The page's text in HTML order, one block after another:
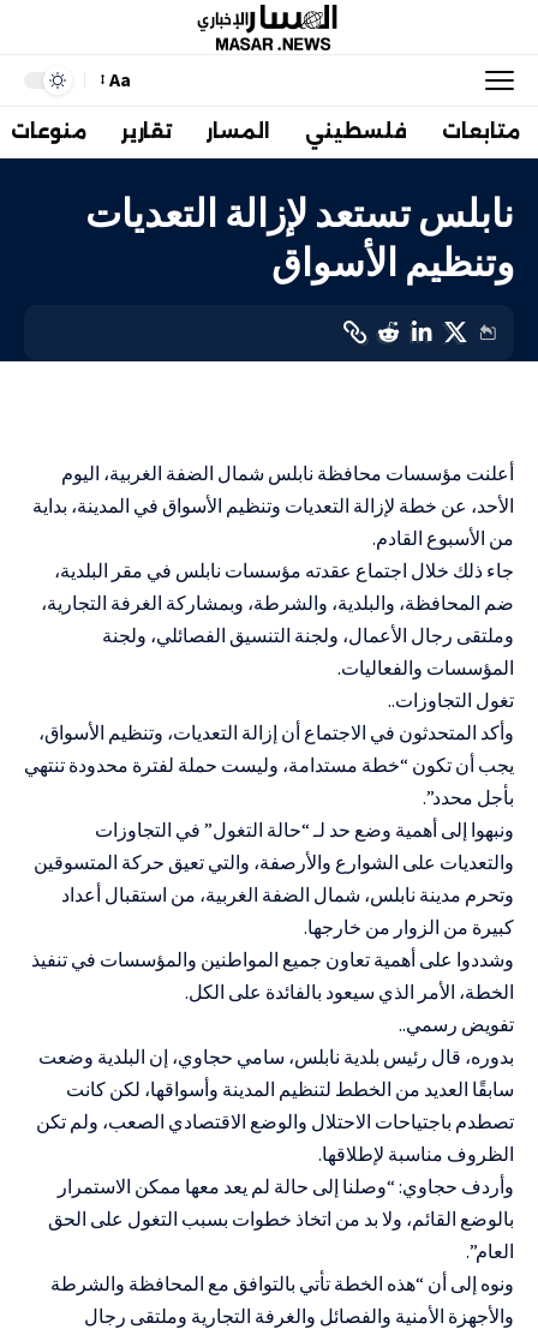
Aa
متابعات فلسطيني المسار تقارير منوعات
نابلس تستعد لإزالة التعديات
وتنظيم الأسواق
أعلنت مؤسسات محافظة نابلس شمال الضفة الغربية، اليوم
الأحد، عن خطة لإزالة التعديات وتنظيم الأسواق في المدينة، بداية
من الأسبوع القادم.
جاء ذلك خلال اجتماع عقدته مؤسسات نابلس في مقر البلدية،
ضم المحافظة، والبلدية، والشرطة، وبمشاركة الغرفة التجارية،
وملتقى رجال الأعمال، ولجنة التنسيق الفصائلي، ولجنة
المؤسسات والفعاليات.
تغول التجاوزات..
وأكد المتحدثون في الاجتماع أن إزالة التعديات، وتنظيم الأسواق،
يجب أن تكون “خطة مستدامة، وليست حملة لفترة محدودة تنتهي
بأجل محدد”.
ونبهوا إلى أهمية وضع حد لـ “حالة التغول” في التجاوزات
والتعديات على الشوارع والأرصفة، والتي تعيق حركة المتسوقين
وتحرم مدينة نابلس، شمال الضفة الغربية، من استقبال أعداد
كبيرة من الزوار من خارجها.
وشددوا على أهمية تعاون جميع المواطنين والمؤسسات في تنفيذ
الخطة، الأمر الذي سيعود بالفائدة على الكل.
تفويض رسمي..
بدوره، قال رئيس بلدية نابلس، سامي حجاوي، إن البلدية وضعت
سابقًا العديد من الخطط لتنظيم المدينة وأسواقها، لكن كانت
تصطدم باجتياحات الاحتلال والوضع الاقتصادي الصعب، ولم تكن
الظروف مناسبة لإطلاقها.
وأردف حجاوي: “وصلنا إلى حالة لم يعد معها ممكن الاستمرار
بالوضع القائم، ولا بد من اتخاذ خطوات بسبب التغول على الحق
العام”.
ونوه إلى أن “هذه الخطة تأتي بالتوافق مع المحافظة والشرطة
والأجهزة الأمنية والفصائل والغرفة التجارية وملتقى رجال